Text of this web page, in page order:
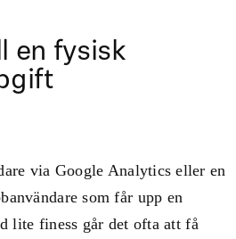
en fysisk
via Google Analytics eller en
som får upp en
lite finess går det ofta att få